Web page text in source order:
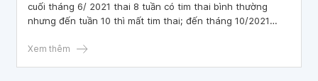
cuối tháng 6/ 2021 thai 8 tuần có tim thai bình thường
nhưng đến tuần 10 thì mất tim thai; đến tháng 10/2021
tuần 8 thì mất tim thai. Em chưa chích ngừa các virus cúm,
Xem thêm